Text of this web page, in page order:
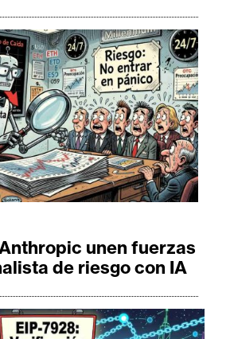
unen fuerzas
de riesgo con IA